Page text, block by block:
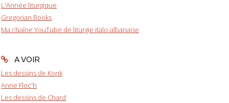
L'Année liturgique
Gregorian Books
Ma chaîne YouTube de liturgie italo-albanaise
A VOIR
Les dessins de Konk
Anne Floc'h
Les dessins de Chard